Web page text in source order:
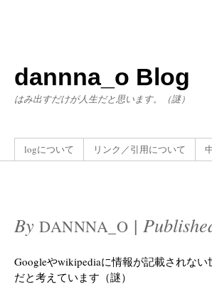
dannna_o Blog
はみ出すだけが人生だと思います。（謎）
logについて リンク／引用について
By DANNNA_O |
Googleやwikipediaに情報が記載されな
だと考えています（謎）